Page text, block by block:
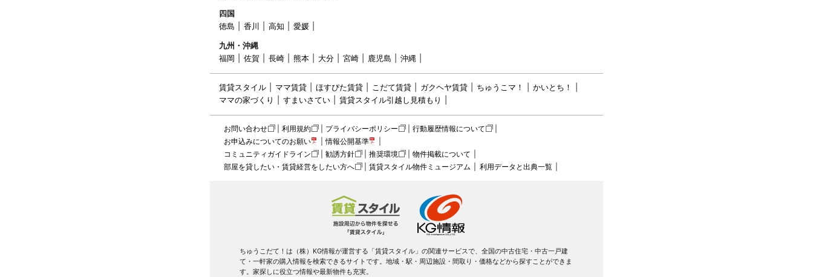
四国
徳島
香川 高知
愛媛
九州・沖縄
福岡
佐賀 長崎 熊本 大分 宮崎 鹿児島 沖縄
賃貸スタイル ママ賃貸 ほすぴた賃貸 こだて賃貸 ガクヘヤ賃貸 ちゅうこマ！
かいとち！
ママの家づくり
すまいさてい 賃貸スタイル引越し見積もり
お問い合わせ 利用規約 プライバシーポリシー
行動履歴情報について
お申込みについてのお願い
情報公開基準
コミュニティガイドライン
勧誘方針 推奨環境
物件掲載について
部屋を貸したい・賃貸経営をしたい方へ
賃貸スタイル物件ミュージアム 利用データと出典一覧
ちゅうこだて！は（株）KG情報が運営する「賃貸スタイル」の関連サービスで、全国の中古住宅・中古一戸建
て・一軒家の購入情報を検索できるサイトです。地域・駅・周辺施設・間取り・価格などから探すことができま
す。家探しに役立つ情報や最新物件も充実。